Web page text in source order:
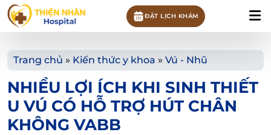
ĐẶT LỊCH KHÁM
Trang chủ » Kiến thức y khoa » Vú - Nhũ
NHIỀU LỢI ÍCH KHI SINH THIẾT
U VÚ CÓ HỖ TRỢ HÚT CHÂN
KHÔNG VABB